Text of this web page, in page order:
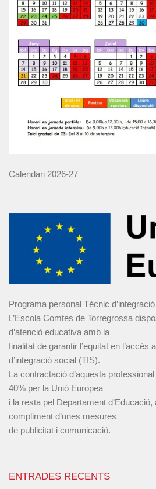
Calendari 2026-27
Programa personal Tècnic
L’Escola Comtes de Torregrossa
d’atenció educativa amb la
finalitat de garantir l’equitat en l’accés
d’integració social (TIS).
La contractació d’aquesta
40% per la Unió Europea
i la resta pel Departament
compliment d’unes mesures
de publicitat i comunicació.
ENTRADES RECENTS